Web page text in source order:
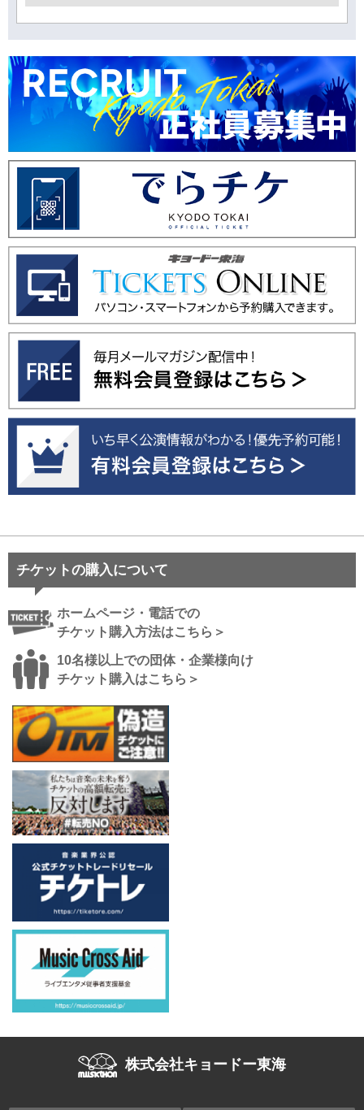
チケットの購入について
ホームページ・電話での
チケット購入方法はこちら＞
10名様以上での団体・企業様向け
チケット購入はこちら＞
株式会社キョードー東海